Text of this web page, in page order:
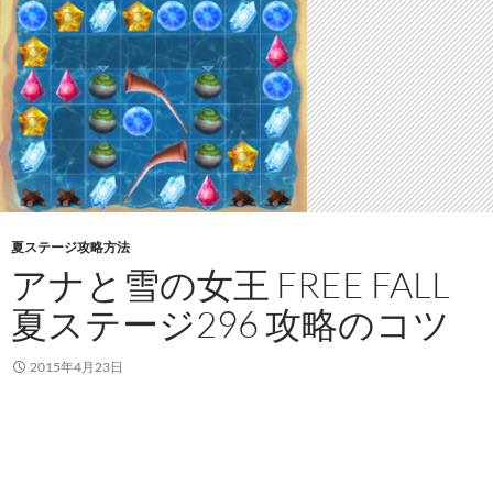
夏ステージ攻略方法
アナと雪の女王 FREE FALL
夏ステージ296 攻略のコツ
2015年4月23日